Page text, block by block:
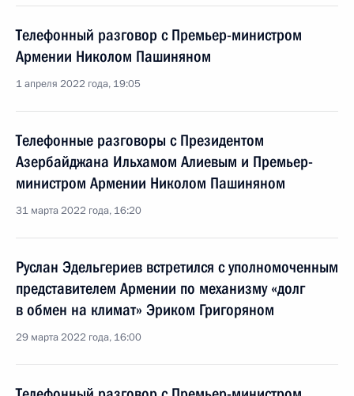
Телефонный разговор с Премьер-министром
Армении Николом Пашиняном
1 апреля 2022 года, 19:05
Телефонные разговоры с Президентом
Азербайджана Ильхамом Алиевым и Премьер-
министром Армении Николом Пашиняном
31 марта 2022 года, 16:20
Руслан Эдельгериев встретился с уполномоченным
представителем Армении по механизму «долг
в обмен на климат» Эриком Григоряном
29 марта 2022 года, 16:00